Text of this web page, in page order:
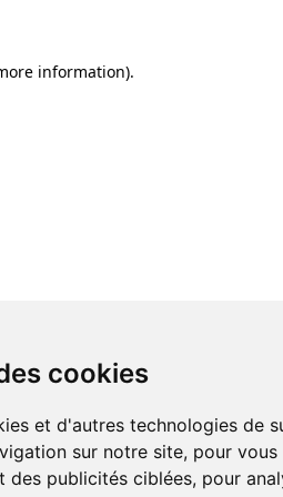
cookies
et d'autres technologies de
sur notre site, pour vous
des publicités ciblées, pour
information).